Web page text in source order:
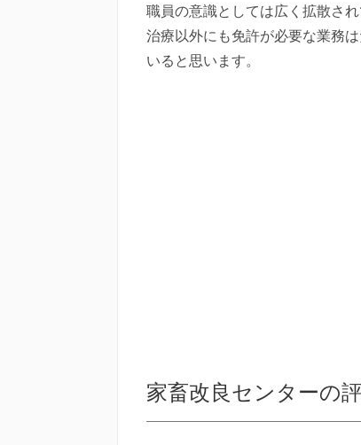
職員の意識としては広く拡散さ
治療以外にも免許が必要な業務
いると思います。
家畜改良センターの